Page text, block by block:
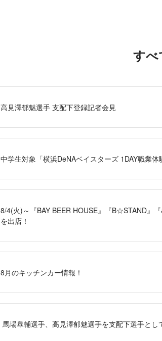
すべ
高見澤郁魅選手 支配下登録記者会見
中学生対象「横浜DeNAベイスターズ 1DAY職業体
8/4(火)～『BAY BEER HOUSE』『B☆STAND』
を出店！
8月のキッチンカー情報！
馬場皐輔選手、高見澤郁魅選手を支配下選手とし